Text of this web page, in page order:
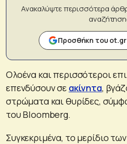
Ανακαλύψτε περισσότερα
Προσθήκη του
Ολοένα και περισσότεροι
επενδύσουν σε ακίνητα,
στρώματα και θυρίδες,
του Bloomberg.
Συγκεκριμένα, το μερίδιο